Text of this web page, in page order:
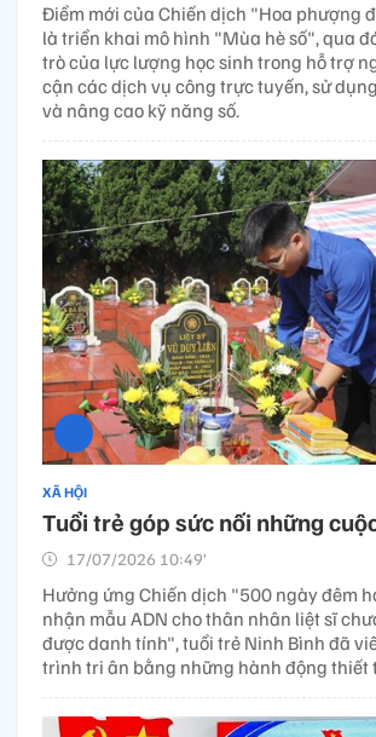
Điểm mới của Chiến dịch "Hoa phượng
là triển khai mô hình "Mùa hè số", qua
trò của lực lượng học sinh trong hỗ trợ
cận các dịch vụ công trực tuyến, sử
và nâng cao kỹ năng số.
XÃ HỘI
Tuổi trẻ góp sức nối những
17/07/2026 10:49’
Hưởng ứng Chiến dịch "500 ngày đêm
nhận mẫu ADN cho thân nhân liệt sĩ
được danh tính", tuổi trẻ Ninh Bình đã
trình tri ân bằng những hành động thiết